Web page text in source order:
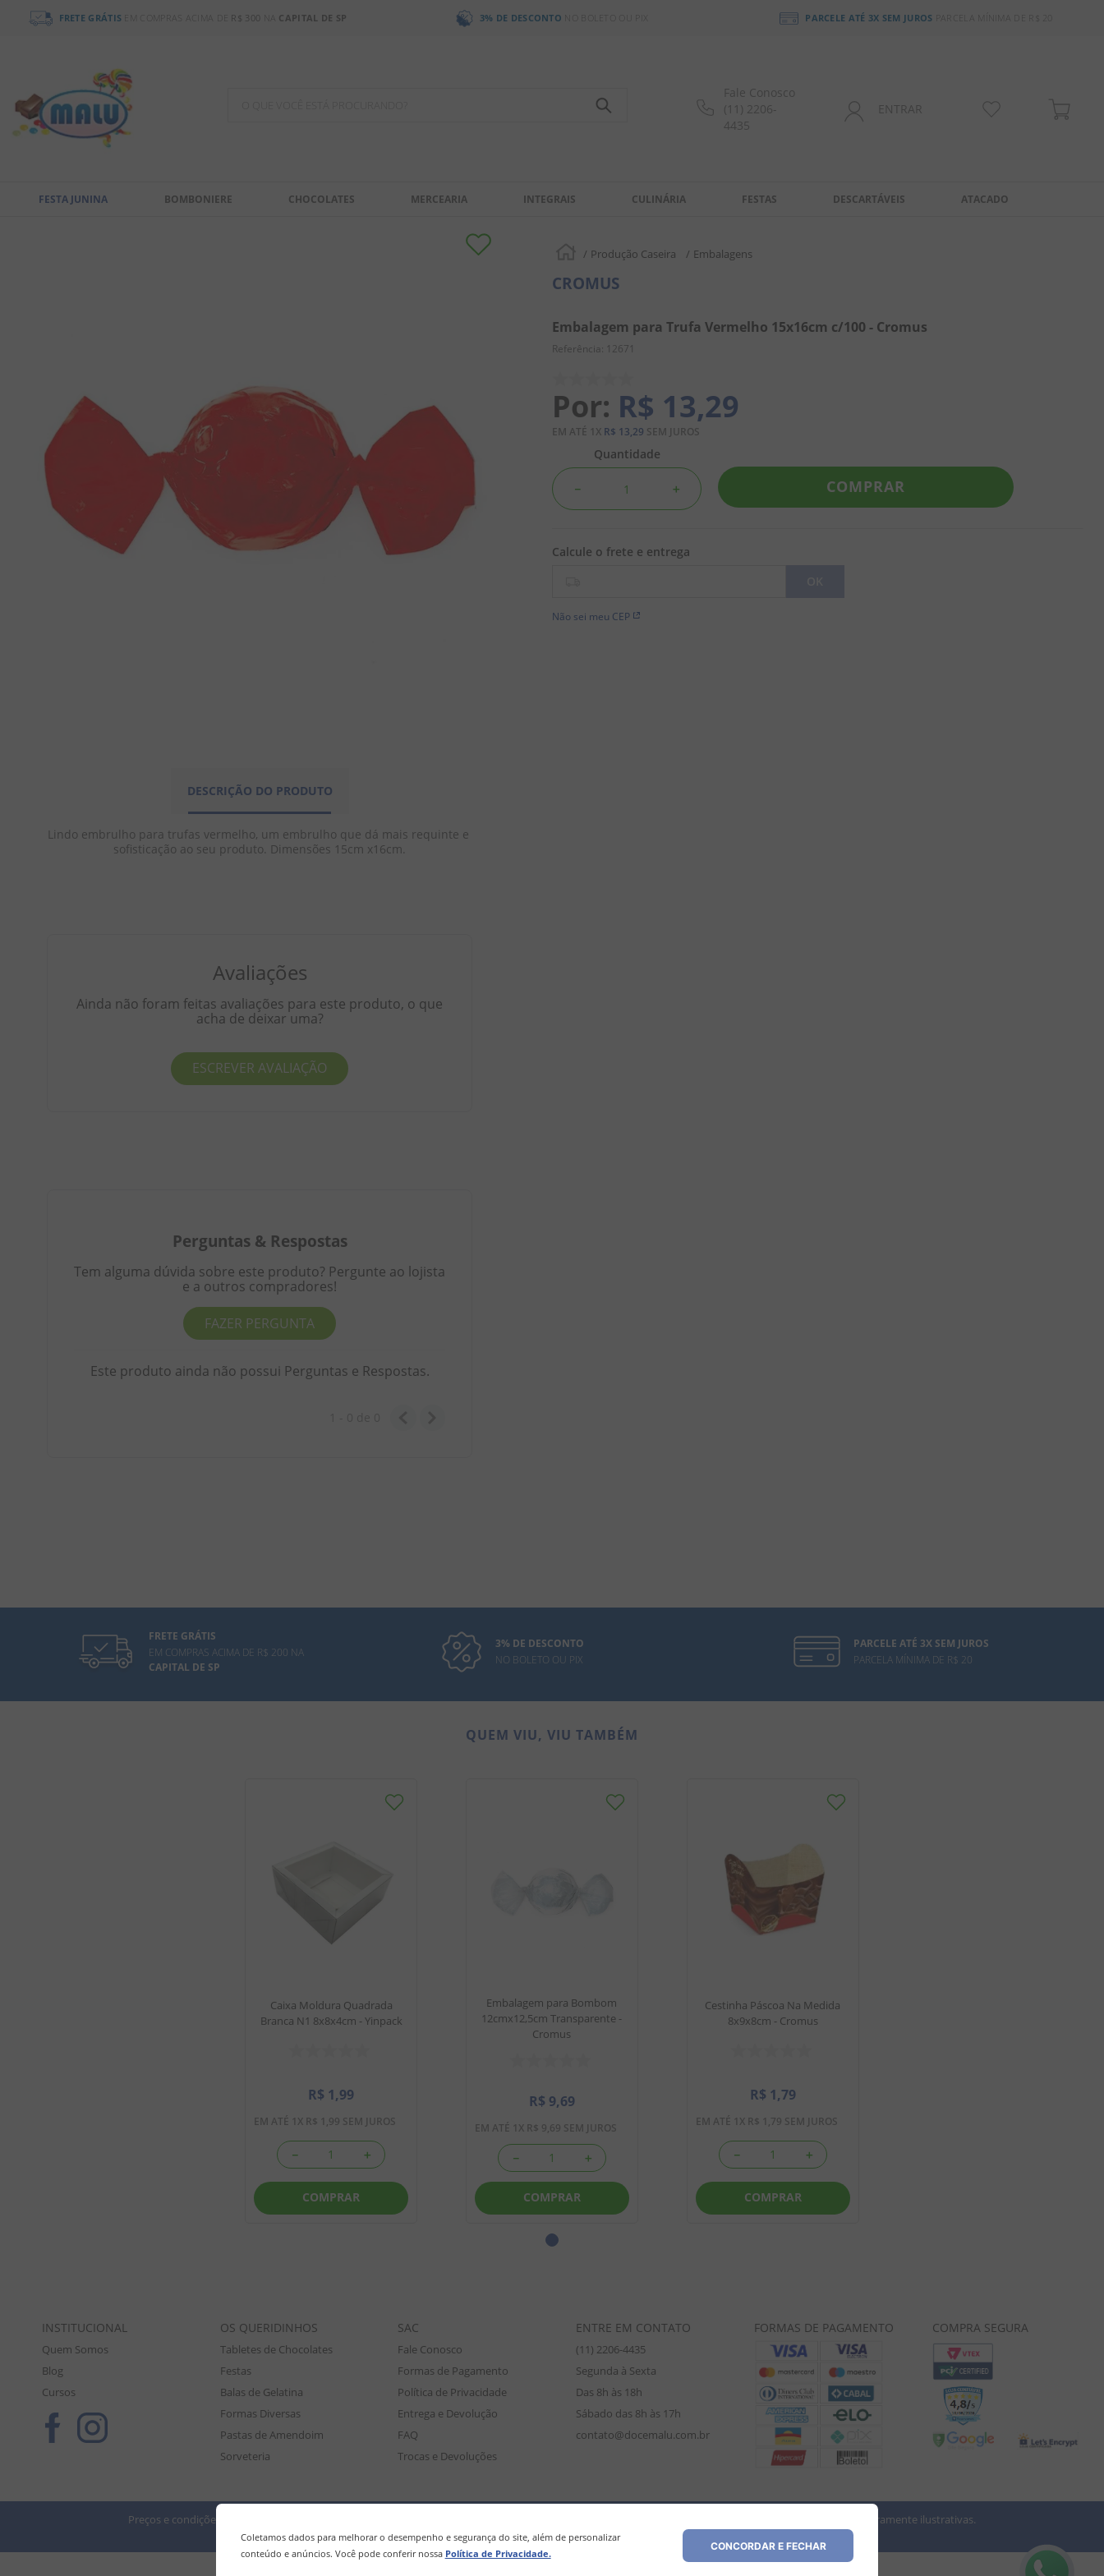
FRETE GRÁTIS EM COMPRAS ACIMA DE R$ 300 CAPITAL DE SP 3% DE DESCONTO PARCELE ATÉ 3X SEM JUROS PARCELA MÍNIMA DE R$ 20
Fale Conosco
(11) 2206-
4435
ENTRAR
FESTA JUNINA BOMBONIERE CHOCOLATES MERCEARIA INTEGRAIS CULINÁRIA FESTAS DESCARTÁVEIS ATACADO
Coletamos dados para melhorar o desempenho e segurança do site, além de personalizar
conteúdo e anúncios. Você pode conferir nossa Política de Privacidade.
CONCORDAR E FECHAR
DESCRIÇÃO DO PRODUTO
Lindo embrulho para trufas vermelho, um embrulho que dá mais requinte e
sofisticação ao seu produto. Dimensões 15cm x16cm.
Avaliações
Ainda não foram feitas avaliações para este produto, o que
acha de deixar uma?
ESCREVER AVALIAÇÃO
Perguntas & Respostas
Tem alguma dúvida sobre este produto? Pergunte ao lojista
e a outros compradores!
FAZER PERGUNTA
Este produto ainda não possui Perguntas e Respostas.
Produção Caseira Embalagens
CROMUS
Embalagem para Trufa Vermelho 15x16cm c/100 - Cromus
Referência : 12671
R$ 13,29
EM ATÉ 1 X R$ 13,29 SEM JUROS
Quantidade
＋
－ COMPRAR
Não sei meu CEP
FRETE GRÁTIS
EM COMPRAS ACIMA DE R$ 200 NA
CAPITAL DE SP
3% DE DESCONTO
NO BOLETO OU PIX
PARCELE ATÉ 3X SEM JUROS
PARCELA MÍNIMA DE R$ 20
QUEM VIU, VIU TAMBÉM
Caixa Moldura Quadrada
Branca N1 8x8x4cm - Yinpack
R$ 1,99
EM ATÉ 1 X R$ 1 ,99 SEM JUROS
＋
－
COMPRAR
Embalagem para Bombom
12cmx12,5cm Transparente -
Cromus
R$ 9,69
EM ATÉ 1 X R$ 9,69 SEM JUROS
＋
－
COMPRAR
Cestinha Páscoa Na Medida
8x9x8cm - Cromus
R$ 1,79
EM ATÉ 1 X R$ 1 ,79 SEM JUROS
＋
－
COMPRAR
INSTITUCIONAL
Quem Somos
Blog
Cursos
OS QUERIDINHOS
Tabletes de Chocolates
Festas
Balas de Gelatina
Formas Diversas
Pastas de Amendoim
Sorveteria
SAC
Fale Conosco
Formas de Pagamento
Política de Privacidade
Entrega e Devolução
FAQ
Trocas e Devoluções
ENTRE EM CONTATO
(11) 2206-4435
Segunda à Sexta
Das 8h às 18h
Sábado das 8h às 17h
contato@docemalu.com.br
FORMAS DE PAGAMENTO COMPRA SEGURA
Preços e condições de pagamento válidos exclusivamente para compras efetuadas no site, podendo diferir da loja física. As imagens dos produtos são meramente ilustrativas.
Todos os preços e condições comerciais estão sujeitos a alteração sem aviso prévio.
TERMOS MAIS BUSCADOS
2º
9
bala goma